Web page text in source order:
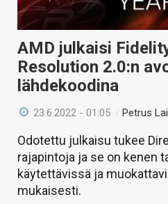
KAUPPA
VAIHDA TEEMA
HAKU
AMD julkaisi
Resolution 2.0:n
lähdekoodina
23.6.2022 - 01:05 / Petrus
Odotettu julkaisu tukee
rajapintoja ja se on kenen
käytettävissä ja
mukaisesti.